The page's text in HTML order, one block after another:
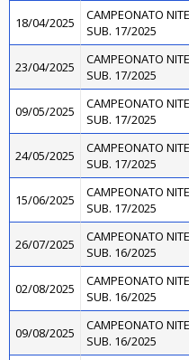
18/04/2025
CAMPEONATO
SUB. 17/2025
23/04/2025
CAMPEONATO
SUB. 17/2025
09/05/2025
CAMPEONATO
SUB. 17/2025
24/05/2025
CAMPEONATO
SUB. 17/2025
15/06/2025
CAMPEONATO
SUB. 17/2025
26/07/2025
CAMPEONATO
SUB. 16/2025
02/08/2025
CAMPEONATO
SUB. 16/2025
09/08/2025
CAMPEONATO
SUB. 16/2025